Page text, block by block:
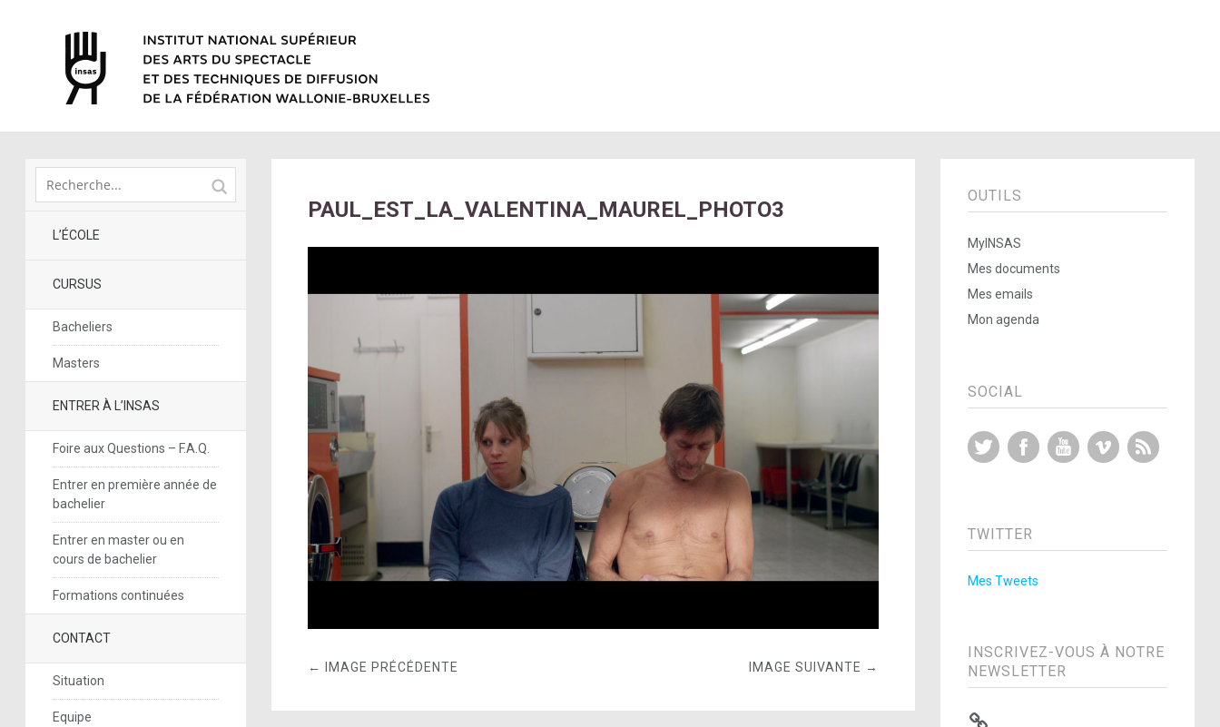
L’ÉCOLE
CURSUS
Bacheliers
Masters
ENTRER À L’INSAS
Foire aux Questions – F.A.Q.
Entrer en première année de
bachelier
Entrer en master ou en
cours de bachelier
Formations continuées
CONTACT
Situation
Equipe
PAUL_EST_LA_VALENTINA_MAUREL_PHOTO3
← IMAGE PRÉCÉDENTE IMAGE SUIVANTE →
OUTILS
MyINSAS
Mes documents
Mes emails
Mon agenda
SOCIAL
Twitter FacebookYouTubeVimeo
TWITTER
Mes Tweets
INSCRIVEZ-VOUS À NOTRE
NEWSLETTER